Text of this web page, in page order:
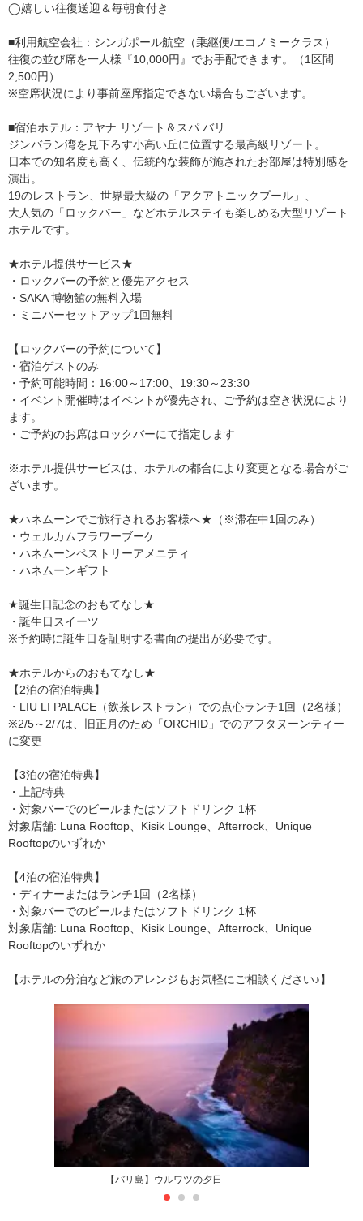
◯嬉しい往復送迎＆毎朝食付き
■利用航空会社：シンガポール航空（乗継便/エコノミークラス）
往復の並び席を一人様『10,000円』でお手配できます。（1区間
2,500円）
※空席状況により事前座席指定できない場合もございます。
■宿泊ホテル：アヤナ リゾート＆スパ バリ
ジンバラン湾を見下ろす小高い丘に位置する最高級リゾート。
日本での知名度も高く、伝統的な装飾が施されたお部屋は特別感を
演出。
19のレストラン、世界最大級の「アクアトニックプール」、
大人気の「ロックバー」などホテルステイも楽しめる大型リゾート
ホテルです。
★ホテル提供サービス★
・ロックバーの予約と優先アクセス
・SAKA 博物館の無料入場
・ミニバーセットアップ1回無料
【ロックバーの予約について】
・宿泊ゲストのみ
・予約可能時間：16:00～17:00、19:30～23:30
・イベント開催時はイベントが優先され、ご予約は空き状況により
ます。
・ご予約のお席はロックバーにて指定します
※ホテル提供サービスは、ホテルの都合により変更となる場合がご
ざいます。
★ハネムーンでご旅行されるお客様へ★（※滞在中1回のみ）
・ウェルカムフラワーブーケ
・ハネムーンペストリーアメニティ
・ハネムーンギフト
★誕生日記念のおもてなし★
・誕生日スイーツ
※予約時に誕生日を証明する書面の提出が必要です。
★ホテルからのおもてなし★
【2泊の宿泊特典】
・LIU LI PALACE（飲茶レストラン）での点心ランチ1回（2名様）
※2/5～2/7は、旧正月のため「ORCHID」でのアフタヌーンティー
に変更
【3泊の宿泊特典】
・上記特典
・対象バーでのビールまたはソフトドリンク 1杯
対象店舗: Luna Rooftop、Kisik Lounge、Afterrock、Unique
Rooftopのいずれか
【4泊の宿泊特典】
・ディナーまたはランチ1回（2名様）
・対象バーでのビールまたはソフトドリンク 1杯
対象店舗: Luna Rooftop、Kisik Lounge、Afterrock、Unique
Rooftopのいずれか
【ホテルの分泊など旅のアレンジもお気軽にご相談ください♪】
【バリ島】ウルワツの夕日